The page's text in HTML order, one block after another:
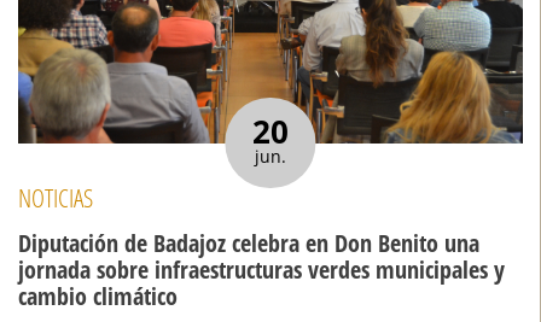
20
jun.
NOTICIAS
Diputación de Badajoz celebra en Don Benito una
jornada sobre infraestructuras verdes municipales y
cambio climático